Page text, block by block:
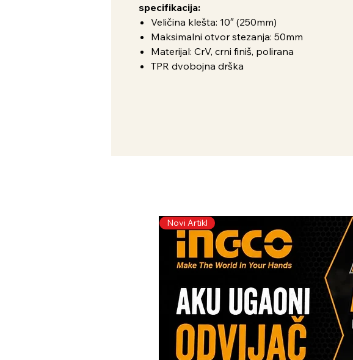
specifikacija:
Veličina klešta: 10″ (250mm)
Maksimalni otvor stezanja: 50mm
Materijal: CrV, crni finiš, polirana
TPR dvobojna drška
Novi Artikl